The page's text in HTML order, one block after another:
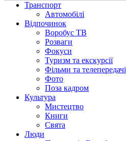
Транспорт
Автомобілі
Відпочинок
Воробус ТВ
Розваги
Фокуси
Туризм та екскурсії
Фільми та телепередачі
Фото
Поза кадром
Культура
Мистецтво
Книги
Свята
Люди